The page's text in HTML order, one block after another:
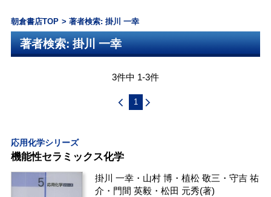
朝倉書店TOP 著者検索: 掛川 一幸
著者検索: 掛川 一幸
3件中 1-3件
1
応用化学シリーズ
機能性セラミックス化学
掛川 一幸 ・ 山村 博 ・植松 敬三 ・守吉 祐
介 ・ 門間 英毅 ・松田 元秀(著)